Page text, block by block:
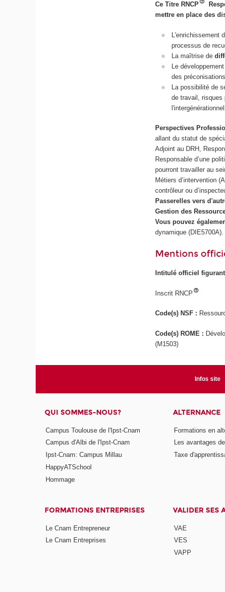
Ce Titre RNCP
mettre en place des
L'enrichissement
processus de
La maîtrise de
Le développement
des
La possibilité de
de travail, risques
Perspectives
allant du statut de
Adjoint au DRH,
Responsable d’une
pourront travailler au
Métiers d’intervention
contrôleur ou
Passerelles vers
Gestion des
Vous pouvez
dynamique (DIE5700A).
Mentions
Intitulé officiel
Inscrit RNCP
Code(s) NSF :
Code(s) ROME :
(M1503)
Infos site
QUI SOMMES-NOUS?
Campus Toulouse de l'Ipst-Cnam
Campus d'Albi de l'Ipst-Cnam
Ipst-Cnam: Campus Millau
HappyATSchool
Hommage
ALTERNANCE
Formations en
Les avantages
Taxe
FORMATIONS ENTREPRISES
Le Cnam Entrepreneur
Le Cnam Entreprises
VALIDER SES
VAE
VES
VAPP